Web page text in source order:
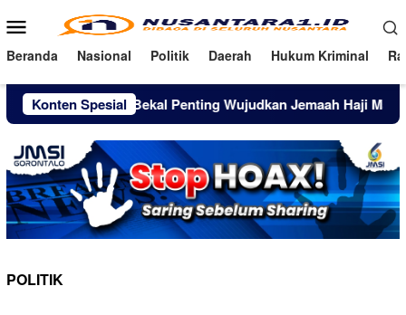
ke
konten
Menu
Mobile
Beranda Nasional Politik Daerah Hukum Kriminal
Konten Spesial
Manasik Haji Bekal Penting Wujudkan Jemaah Haji Mandiri
POLITIK